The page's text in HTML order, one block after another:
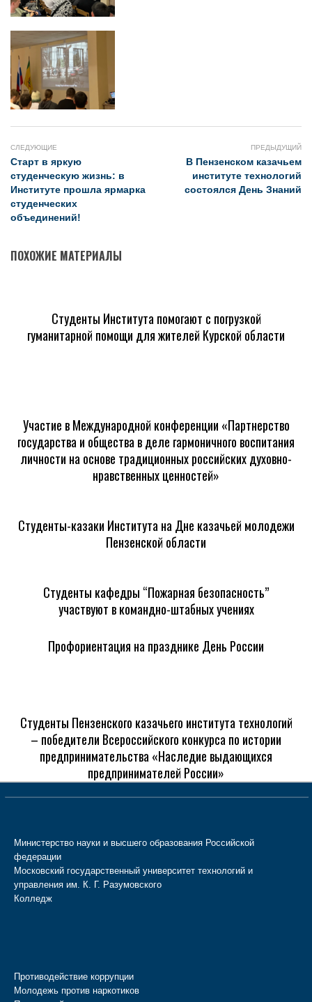
СЛЕДУЮЩИЕ
Старт в яркую
студенческую жизнь: в
Институте прошла ярмарка
студенческих
объединений!
ПРЕДЫДУЩИЙ
В Пензенском казачьем
институте технологий
состоялся День Знаний
ПОХОЖИЕ МАТЕРИАЛЫ
Студенты Института помогают с погрузкой
гуманитарной помощи для жителей Курской области
Участие в Международной конференции «Партнерство
государства и общества в деле гармоничного воспитания
личности на основе традиционных российских духовно-
нравственных ценностей»
Студенты-казаки Института на Дне казачьей молодежи
Пензенской области
Студенты кафедры “Пожарная безопасность”
участвуют в командно-штабных учениях
Профориентация на празднике День России
Студенты Пензенского казачьего института технологий
– победители Всероссийского конкурса по истории
предпринимательства «Наследие выдающихся
предпринимателей России»
Министерство науки и высшего образования Российской
федерации
Московский государственный университет технологий и
управления им. К. Г. Разумовского
Колледж
Противодействие коррупции
Молодежь против наркотиков